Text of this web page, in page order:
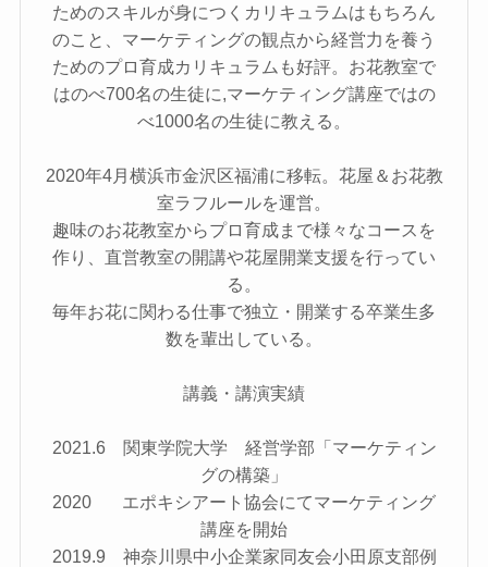
ためのスキルが身につくカリキュラムはもちろん
のこと、マーケティングの観点から経営力を養う
ためのプロ育成カリキュラムも好評。お花教室で
はのべ700名の生徒に,マーケティング講座ではの
べ1000名の生徒に教える。
2020年4月横浜市金沢区福浦に移転。花屋＆お花教
室ラフルールを運営。
趣味のお花教室からプロ育成まで様々なコースを
作り、直営教室の開講や花屋開業支援を行ってい
る。
毎年お花に関わる仕事で独立・開業する卒業生多
数を輩出している。
講義・講演実績
2021.6 関東学院大学 経営学部「マーケティン
グの構築」
2020 エポキシアート協会にてマーケティング
講座を開始
2019.9 神奈川県中小企業家同友会小田原支部例